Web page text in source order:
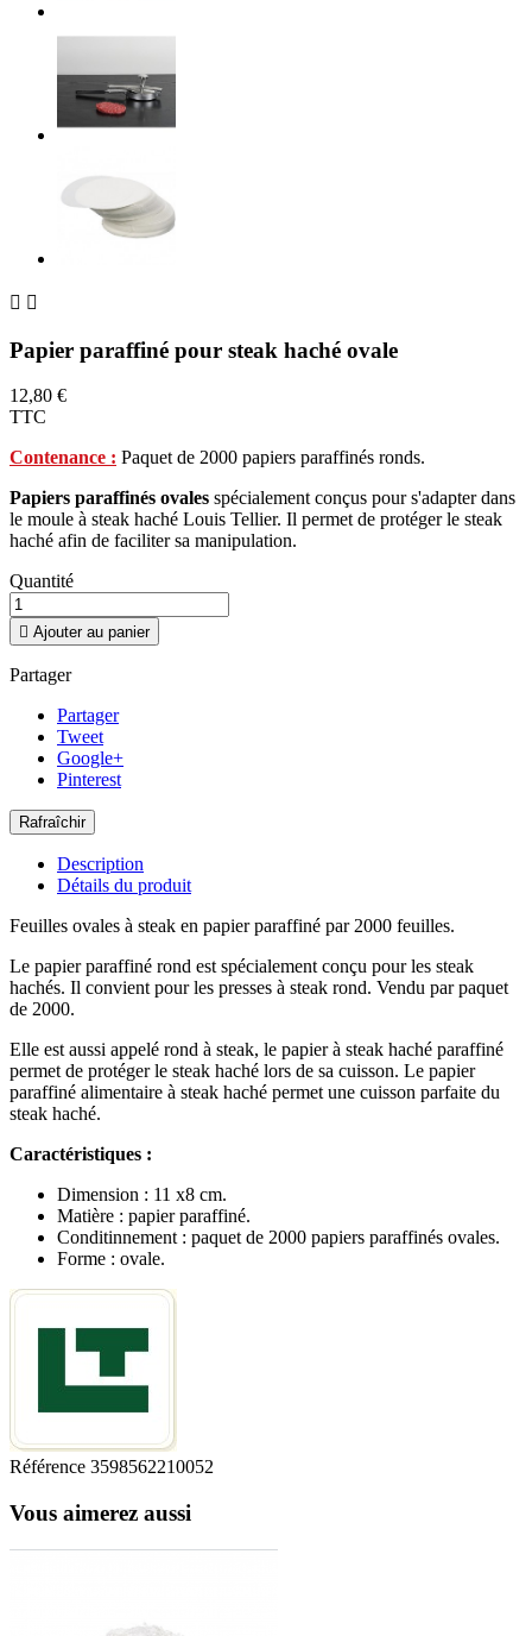
 
Papier paraffiné pour steak haché ovale
12,80 €
TTC
Contenance : Paquet de 2000 papiers paraffinés ronds.
Papiers paraffinés ovales spécialement conçus pour s'adapter dans
le moule à steak haché Louis Tellier. Il permet de protéger le steak
haché afin de faciliter sa manipulation.
Quantité
 Ajouter au panier
Partager
Partager
Tweet
Google+
Pinterest
Description
Détails du produit
Feuilles ovales à steak en papier paraffiné par 2000 feuilles.
Le papier paraffiné rond est spécialement conçu pour les steak
hachés. Il convient pour les presses à steak rond. Vendu par paquet
de 2000.
Elle est aussi appelé rond à steak, le papier à steak haché paraffiné
permet de protéger le steak haché lors de sa cuisson. Le papier
paraffiné alimentaire à steak haché permet une cuisson parfaite du
steak haché.
Caractéristiques :
Dimension : 11 x8 cm.
Matière : papier paraffiné.
Conditinnement : paquet de 2000 papiers paraffinés ovales.
Forme : ovale.
Référence 3598562210052
Vous aimerez aussi